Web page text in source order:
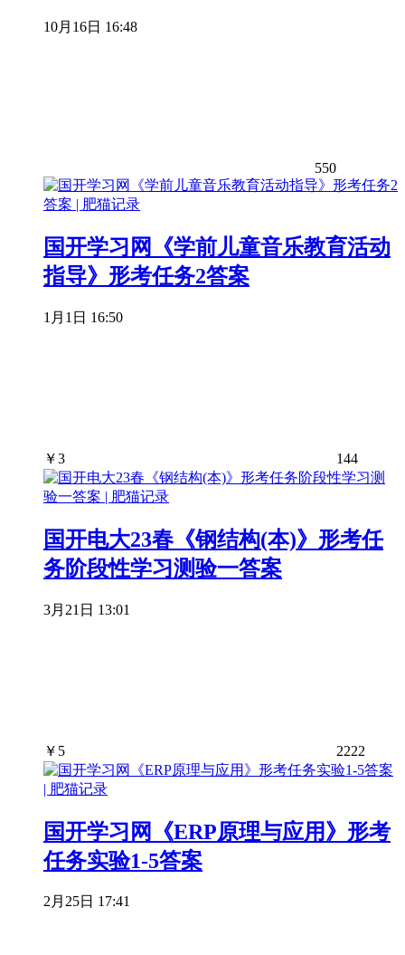
10月16日 16:48
550
国开学习网《学前儿童音乐教育活动
指导》形考任务2答案
1月1日 16:50
￥3 144
国开电大23春《钢结构(本)》形考任
务阶段性学习测验一答案
3月21日 13:01
￥ 5 2222
国开学习网《ERP原理与应用》形考
任务实验1-5答案
2月25日 17:41